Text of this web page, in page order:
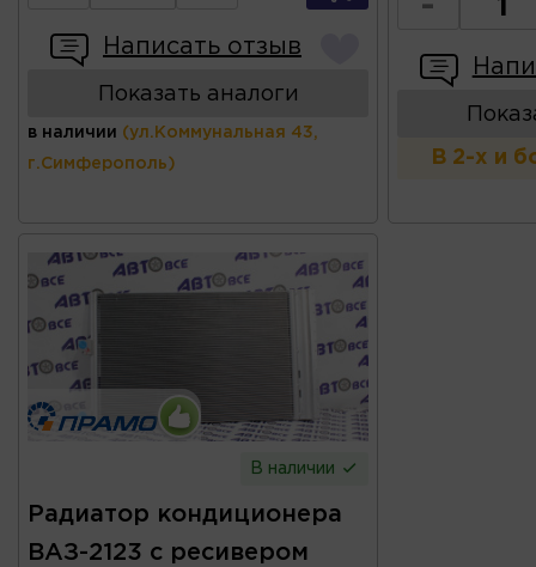
Написать отзыв
Показать аналоги
в наличии (ул.Коммунальная 43,
г.Симферополь)
-
В 2-х и
В наличии
Радиатор кондиционера
ВАЗ-2123 с ресивером